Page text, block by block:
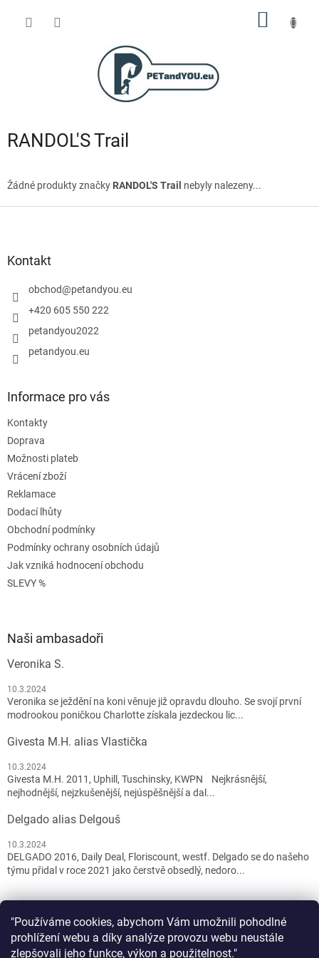
"Používáme cookies, abychom Vám umožnili pohodlné
prohlížení webu a díky analýze provozu webu neustále
zlepšovali jeho funkce, výkon a použitelnost."
RANDOL'S Trail
Žádné produkty značky RANDOL'S Trail nebyly nalezeny...
Kontakt
obchod@petandyou.eu
+420 605 550 222
petandyou2022
petandyou.eu
Informace pro vás
Kontakty
Doprava
Možnosti plateb
Vrácení zboží
Reklamace
Dodací lhůty
Obchodní podmínky
Podmínky ochrany osobních údajů
Jak vzniká hodnocení obchodu
SLEVY %
Naši ambasadoři
Veronika S.
10.3.2024
Veronika se ježdění na koni věnuje již opravdu dlouho. Se svojí první
modrookou poničkou Charlotte získala jezdeckou lic...
Givesta M.H. alias Vlastička
10.3.2024
Givesta M.H. 2011, Uphill, Tuschinsky, KWPN Nejkrásnější,
nejhodnější, nejzkušenější, nejúspěšnější a dal...
Delgado alias Delgouš
10.3.2024
DELGADO 2016, Daily Deal, Floriscount, westf. Delgado se do našeho
týmu přidal v roce 2021 jako čerstvě obsedlý, nedoro...